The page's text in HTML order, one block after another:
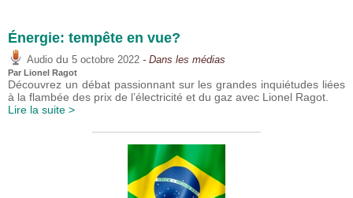
Énergie: tempête en vue?
Audio du 5 octobre 2022 - Dans les médias
Par Lionel Ragot
Découvrez un débat passionnant sur les grandes inquiétudes liées
à la flambée des prix de l’électricité et du gaz avec Lionel Ragot.
Lire la suite >